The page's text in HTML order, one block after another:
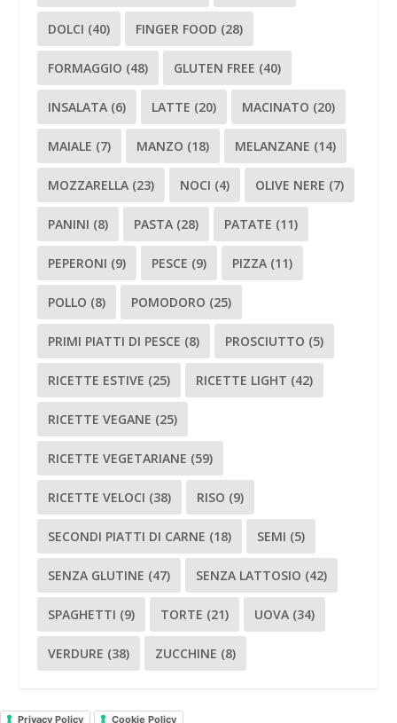
DOLCI (40) FINGER FOOD (28)
FORMAGGIO (48) GLUTEN FREE (40)
INSALATA (6) LATTE (20) MACINATO (20)
MAIALE (7) MANZO (18) MELANZANE (14)
MOZZARELLA (23) NOCI (4) OLIVE NERE (7)
PANINI (8) PASTA (28) PATATE (11)
PEPERONI (9) PESCE (9) PIZZA (11)
POLLO (8) POMODORO (25)
PRIMI PIATTI DI PESCE (8) PROSCIUTTO (5)
RICETTE ESTIVE (25) RICETTE LIGHT (42)
RICETTE VEGANE (25)
RICETTE VEGETARIANE (59)
RICETTE VELOCI (38) RISO (9)
SECONDI PIATTI DI CARNE (18) SEMI (5)
SENZA GLUTINE (47) SENZA LATTOSIO (42)
SPAGHETTI (9) TORTE (21) UOVA (34)
VERDURE (38) ZUCCHINE (8)
Privacy Policy Cookie Policy